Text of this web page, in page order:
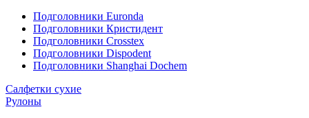
Подголовники Euronda
Подголовники Кристидент
Подголовники Crosstex
Подголовники Dispodent
Подголовники Shanghai Dochem
Салфетки сухие
Рулоны